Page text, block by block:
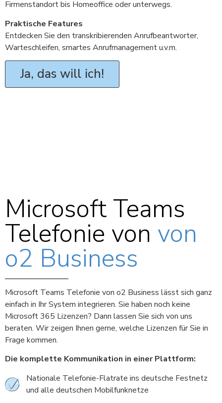
Firmenstandort bis Homeoffice oder unterwegs.
Praktische Features
Entdecken Sie den transkribierenden Anrufbeantworter,
Warteschleifen, smartes Anrufmanagement u.v.m.
Ja, das will ich!
Microsoft Teams
Telefonie von von
o2 Business
Microsoft Teams Telefonie von o2 Business lässt sich ganz
einfach in Ihr System integrieren. Sie haben noch keine
Microsoft 365 Lizenzen? Dann lassen Sie sich von uns
beraten. Wir zeigen Ihnen gerne, welche Lizenzen für Sie in
Frage kommen.
Die komplette Kommunikation in einer Plattform:
Nationale Telefonie-Flatrate ins deutsche Festnetz
und alle deutschen Mobilfunknetze